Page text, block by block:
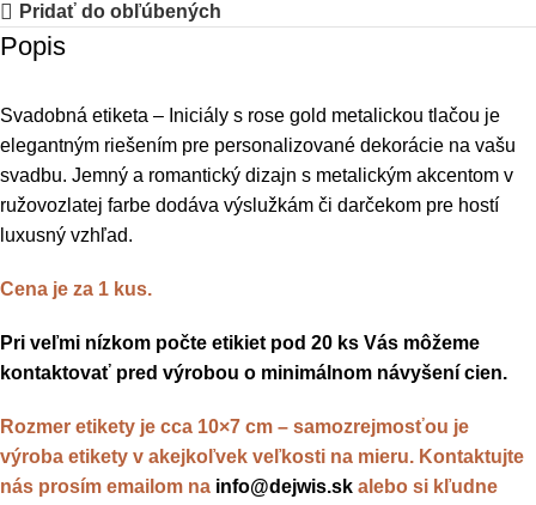
Pridať do obľúbených
Popis
Svadobná etiketa – Iniciály s rose gold metalickou tlačou je
elegantným riešením pre personalizované dekorácie na vašu
svadbu. Jemný a romantický dizajn s metalickým akcentom v
ružovozlatej farbe dodáva výslužkám či darčekom pre hostí
luxusný vzhľad.
Cena je za 1 kus.
Pri veľmi nízkom počte etikiet pod 20 ks Vás môžeme
kontaktovať pred výrobou o minimálnom návyšení cien.
Rozmer etikety je cca 10×7 cm – samozrejmosťou je
výroba etikety v akejkoľvek veľkosti na mieru. Kontaktujte
nás prosím emailom na info@dejwis.sk alebo si kľudne